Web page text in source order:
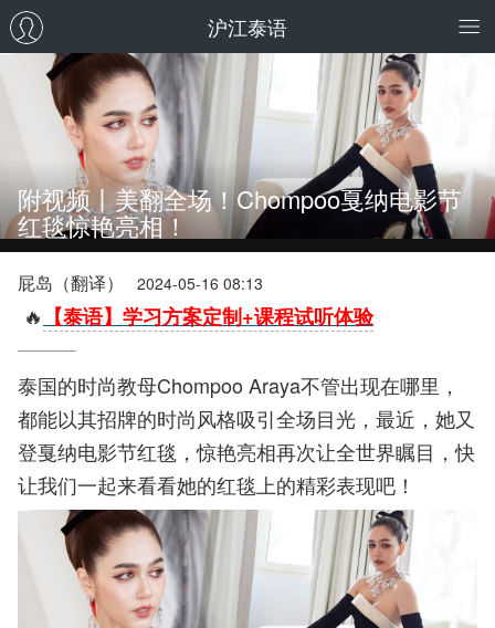
沪江泰语
附视频丨美翻全场！Chompoo戛纳电影节
红毯惊艳亮相！
屁岛（翻译） 2024-05-16 08:13
🔥 【泰语】学习方案定制+课程试听体验
泰国的时尚教母Chompoo Araya不管出现在哪里，
都能以其招牌的时尚风格吸引全场目光，最近，她又
登戛纳电影节红毯，惊艳亮相再次让全世界瞩目，快
让我们一起来看看她的红毯上的精彩表现吧！